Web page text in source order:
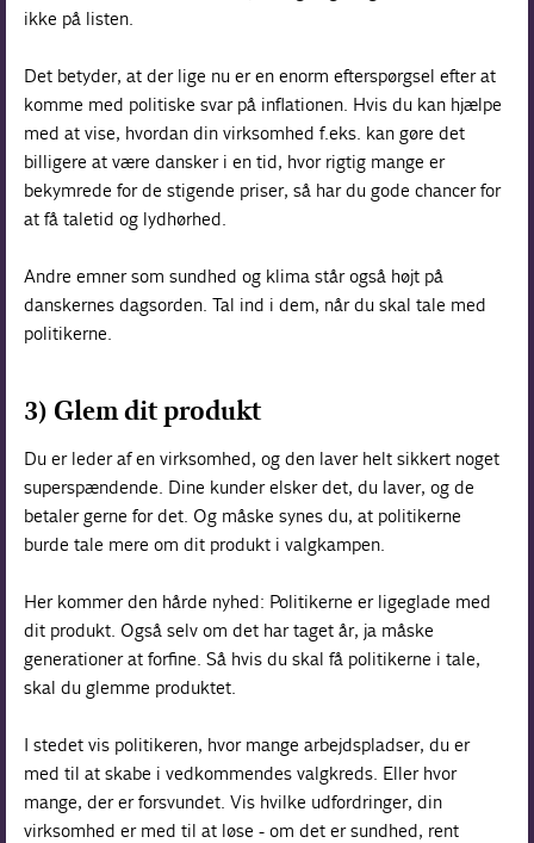
ikke på listen.
Det betyder, at der lige nu er en enorm efterspørgsel efter at
komme med politiske svar på inflationen. Hvis du kan hjælpe
med at vise, hvordan din virksomhed f.eks. kan gøre det
billigere at være dansker i en tid, hvor rigtig mange er
bekymrede for de stigende priser, så har du gode chancer for
at få taletid og lydhørhed.
Andre emner som sundhed og klima står også højt på
danskernes dagsorden. Tal ind i dem, når du skal tale med
politikerne.
3) Glem dit produkt
Du er leder af en virksomhed, og den laver helt sikkert noget
superspændende. Dine kunder elsker det, du laver, og de
betaler gerne for det. Og måske synes du, at politikerne
burde tale mere om dit produkt i valgkampen.
Her kommer den hårde nyhed: Politikerne er ligeglade med
dit produkt. Også selv om det har taget år, ja måske
generationer at forfine. Så hvis du skal få politikerne i tale,
skal du glemme produktet.
I stedet vis politikeren, hvor mange arbejdspladser, du er
med til at skabe i vedkommendes valgkreds. Eller hvor
mange, der er forsvundet. Vis hvilke udfordringer, din
virksomhed er med til at løse - om det er sundhed, rent